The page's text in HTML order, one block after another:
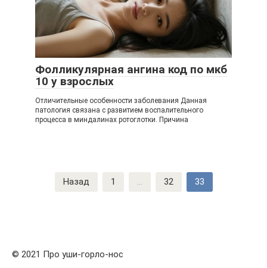
Фолликулярная ангина код по мкб
10 у взрослых
Отличительные особенности заболевания Данная
патология связана с развитием воспалительного
процесса в миндалинах ротоглотки. Причина
Назад 1 ... 32 33
© 2021 Про уши-горло-нос